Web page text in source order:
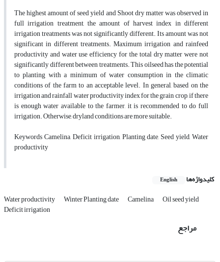
The highest amount of seed yield and Shoot dry matter was observed in
full irrigation treatment, the amount of harvest index in different
irrigation treatments was not significantly different. Its amount was not
significant in different treatments. Maximum irrigation and rainfeed
productivity and water use efficiency for the total dry matter were not
significantly different between treatments. This oilseed has the potential
to planting with a minimum of water consumption in the climatic
conditions of the farm to an acceptable level. In general, based on the
irrigation and rainfall water productivity index for the grain crop, if there
is enough water available to the farmer, it is recommended to do full
irrigation. Otherwise, dryland conditions are more suitable.
Keywords Camelina, Deficit irrigation, Planting date, Seed yield, Water
productivity
کلیدواژه‌ها English
Water productivity Winter Planting date Camelina Oil seed yield
Deficit irrigation
مراجع